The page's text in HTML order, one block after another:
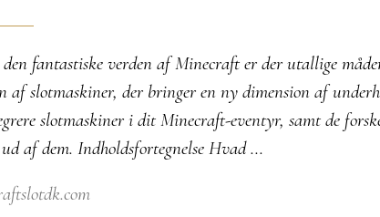
fantastiske verden af Minecraft er der utallige
af slotmaskiner, der bringer en ny dimension af
slotmaskiner i dit Minecraft-eventyr, samt de
af dem. Indholdsfortegnelse Hvad